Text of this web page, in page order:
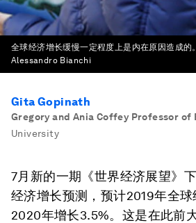
全球经济增长缓慢一定程度上是内在原因造成的。
Alessandro Bianchi
Gita Gopinath
Gregory and Ania Coffey Professor of
University
7月新的一期《世界经济展望》
经济增长预测，预计2019年全球
2020年增长3.5%。这是在此前